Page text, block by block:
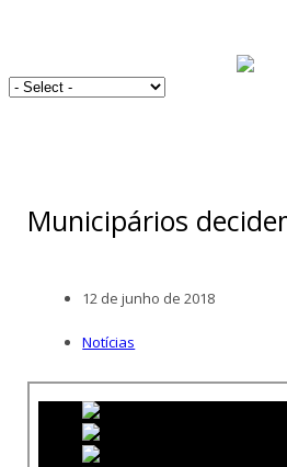
Municipários
12 de junho de 2018
Notícias